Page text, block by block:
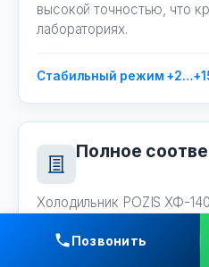
Позвонить
высокой точностью, что
лабораториях.
Стабильный режим
Полное
Холодильник POZIS ХФ-
проверок и